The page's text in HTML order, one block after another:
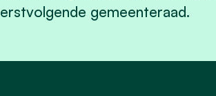
gemeenteraad.